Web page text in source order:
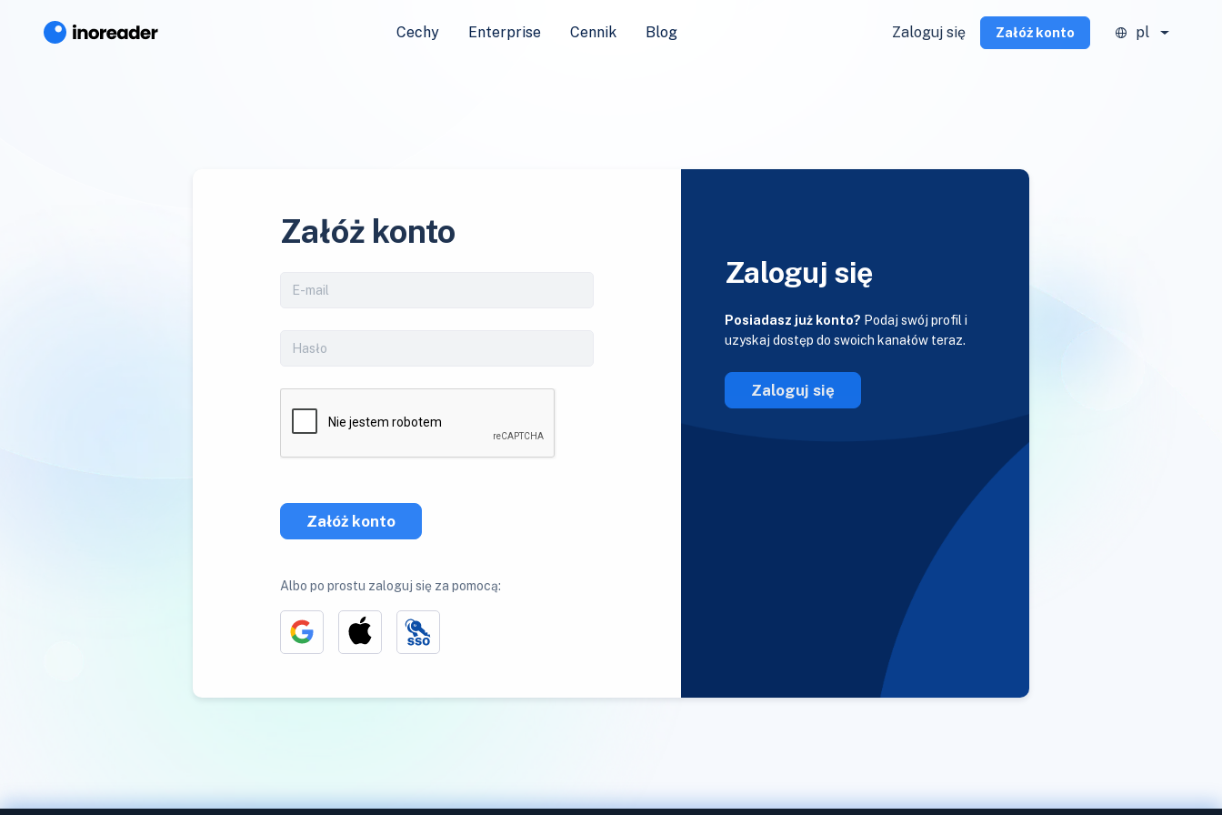
Cechy Enterprise Cennik Blog Zaloguj się Załóż konto pl
Załóż konto
Załóż konto
Albo po prostu zaloguj się za pomocą:
Zaloguj się
Posiadasz już konto? Podaj swój profil i
uzyskaj dostęp do swoich kanałów teraz.
Zaloguj się